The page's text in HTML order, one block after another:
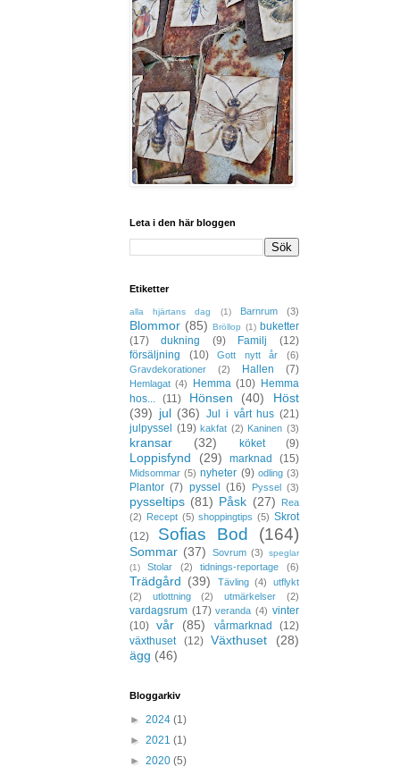
Leta i den här bloggen
Etiketter
alla hjärtans dag (1) Barnrum (3)
Blommor (85) Bröllop (1) buketter
(17)
dukning (9) Familj
(12)
försäljning
(10) Gott nytt år
(6)
Gravdekorationer
(2) Hallen (7)
Hemlagat (4) Hemma (10) Hemma
hos...
(11) Hönsen (40)
Höst
(39) jul (36) Jul i vårt hus (21)
julpyssel
(19) kakfat (2) Kaninen (3)
kransar (32) köket (9)
Loppisfynd (29) marknad (15)
Midsommar (5) nyheter (9) odling (3)
Plantor (7) pyssel (16) Pyssel (3)
pysseltips (81) Påsk (27)
Rea
(2) Recept (5) shoppingtips (5) Skrot
(12)
Sofias Bod (164)
Sommar (37) Sovrum (3)
speglar
(1)
Stolar (2) tidnings-reportage (6)
Trädgård (39) Tävling (4)
utflykt
(2)
utlottning (2) utmärkelser (2)
vardagsrum (17) veranda (4) vinter
(10) vår (85) vårmarknad
(12)
växthuset
(12) Växthuset
(28)
ägg (46)
Bloggarkiv
► 2024 (1)
► 2021 (1)
► 2020 (5)